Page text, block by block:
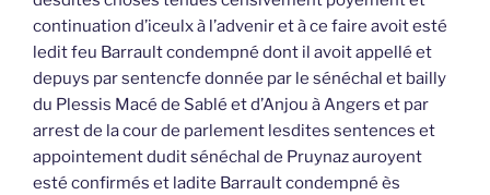
continuation d’iceulx à l’advenir et à ce faire avoit esté
ledit feu Barrault condempné dont il avoit appellé et
depuys par sentencfe donnée par le sénéchal et bailly
du Plessis Macé de Sablé et d’Anjou à Angers et par
arrest de la cour de parlement lesdites sentences et
appointement dudit sénéchal de Pruynaz auroyent
esté confirmés et ladite Barrault condempné ès